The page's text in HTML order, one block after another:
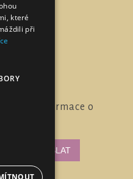
na
informace o
akcích?
které
při